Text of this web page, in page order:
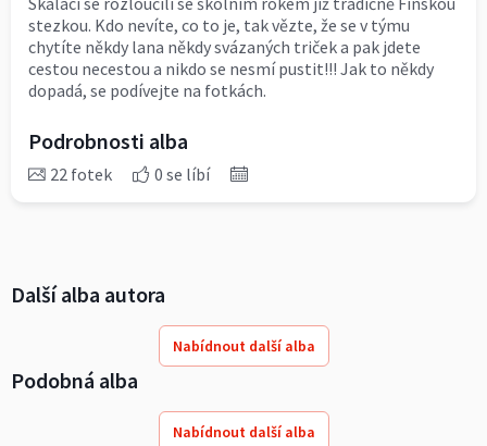
stezkou. Kdo nevíte, co to je, tak vězte, že se v týmu
chytíte někdy lana někdy svázaných triček a pak jdete
cestou necestou a nikdo se nesmí pustit!!! Jak to někdy
dopadá, se podívejte na fotkách.
Podrobnosti alba
22 fotek 0 se líbí
Další alba autora
Nabídnout další alba
Podobná alba
Nabídnout další alba